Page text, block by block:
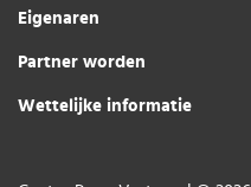
Eigenaren
Partner worden
Wettelijke informatie